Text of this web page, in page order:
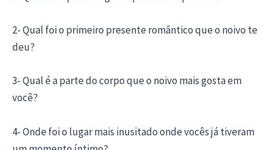
2- Qual foi o primeiro presente romântico que o noivo te
deu?
3- Qual é a parte do corpo que o noivo mais gosta em
você?
4- Onde foi o lugar mais inusitado onde vocês já tiveram